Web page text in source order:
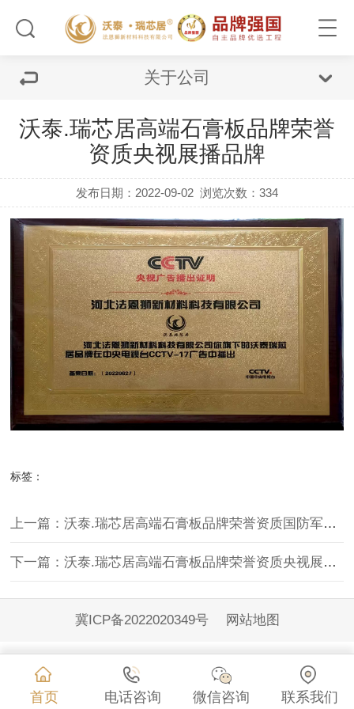
关于公司
沃泰.瑞芯居高端石膏板品牌荣誉
资质央视展播品牌
发布日期：2022-09-02 浏览次数：334
标签：
上一篇：沃泰.瑞芯居高端石膏板品牌荣誉资质国防军事推荐品牌
下一篇：沃泰.瑞芯居高端石膏板品牌荣誉资质央视展播品牌
冀ICP备2022020349号 网站地图
首页 电话咨询 微信咨询 联系我们